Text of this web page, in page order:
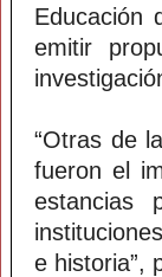
Educación
emitir
“Otras de
fueron el
estancias
e historia”,